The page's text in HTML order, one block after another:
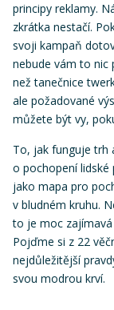
principy reklamy.
zkrátka nestačí.
svoji kampaň
nebude vám to nic
než tanečnice
ale požadované
můžete být vy,
To, jak funguje trh
o pochopení lidské
jako mapa pro
v bludném kruhu.
to je moc
Pojďme si z 22
nejdůležitější
svou modrou krví.